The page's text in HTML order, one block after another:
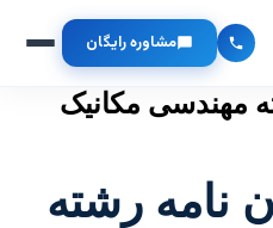
مشاوره رایگان
مهندسی مکانیک
نامه رشته